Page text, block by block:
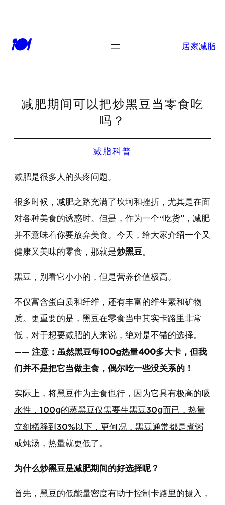
🍽 居家减脂
减肥期间可以把炒黑豆当零食吃
吗？
减脂科普
减肥是很多人的头疼问题。
很多时候，减肥之路充满了坎坷和挫折，尤其是在面
对各种美食的诱惑时。但是，作为一个“吃货”，减肥
并不意味着你要放弃美食。今天，给大家介绍一个又
健康又美味的零食，那就是炒黑豆。
黑豆，别看它小小的，但是营养价值极高。
不仅富含蛋白质和纤维，还有丰富的维生素和矿物
质。更重要的是，黑豆在零食当中其实卡路里非常
低 ，对于想要减肥的人来说，绝对是不错的选择。
—— 注意：虽然黑豆每100g热量400多大卡，但我
们并不是把它当做主食，偶尔吃一些没关系的！
实际上，将黑豆作为主食也行，因为它具有极高的吸
水性，100g的蒸黑豆仅需要生黑豆30g而已，热量
立刻稀释到30%以下，更何况，黑豆通常都是煮粥
或炖汤，热量就更低了。
为什么炒黑豆是减肥期间的好选择呢？
首先，黑豆的低能量密度有助于控制卡路里的摄入，